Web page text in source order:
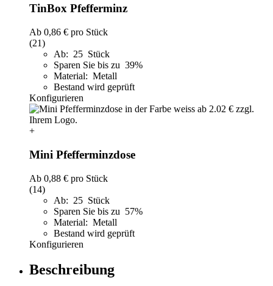
TinBox Pfefferminz
Ab 0,86 € pro Stück
(21)
Ab: 25 Stück
Sparen Sie bis zu 39%
Material: Metall
Bestand wird geprüft
Konfigurieren
+
Mini Pfefferminzdose
Ab 0,88 € pro Stück
(14)
Ab: 25 Stück
Sparen Sie bis zu 57%
Material: Metall
Bestand wird geprüft
Konfigurieren
Beschreibung